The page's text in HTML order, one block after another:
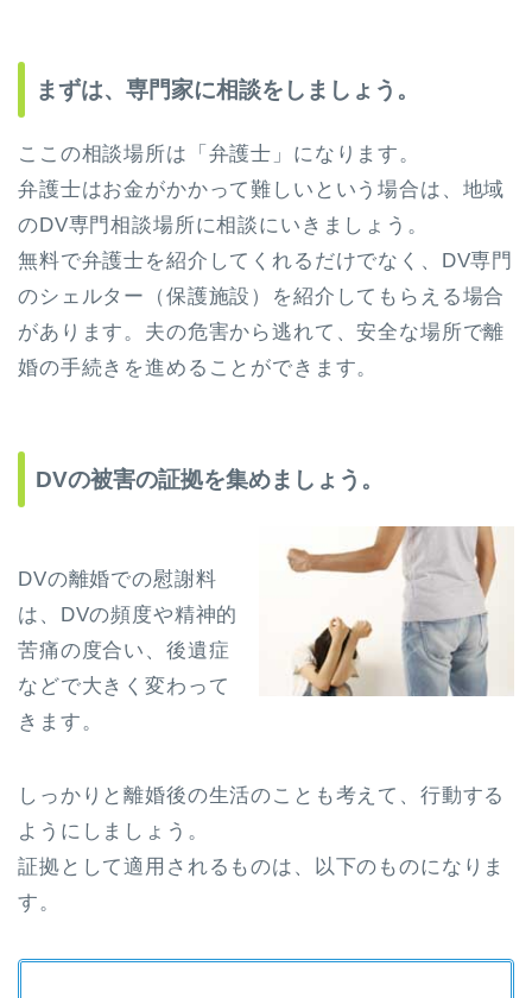
まずは、専門家に相談をしましょう。
ここの相談場所は「弁護士」になります。
弁護士はお金がかかって難しいという場合は、地域
のDV専門相談場所に相談にいきましょう。
無料で弁護士を紹介してくれるだけでなく、DV専門
のシェルター（保護施設）を紹介してもらえる場合
があります。夫の危害から逃れて、安全な場所で離
婚の手続きを進めることができます。
DVの被害の証拠を集めましょう。
DVの離婚での慰謝料
は、DVの頻度や精神的
苦痛の度合い、後遺症
などで大きく変わって
きます。
しっかりと離婚後の生活のことも考えて、行動する
ようにしましょう。
証拠として適用されるものは、以下のものになりま
す。